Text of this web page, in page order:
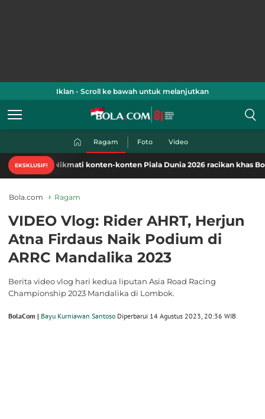
Iklan - Scroll ke bawah untuk melanjutkan
Ragam Foto Video
EKSKLUSIF!Nikmati konten-konten Piala Dunia 2026 racikan khas
Bola.com Ragam
VIDEO Vlog: Rider AHRT, Herjun
Atna Firdaus Naik Podium di
ARRC Mandalika 2023
Berita video vlog hari kedua liputan Asia Road Racing
Championship 2023 Mandalika di Lombok.
BolaCom | Bayu Kurniawan Santoso Diperbarui 14 Agustus 2023, 20:36 WIB